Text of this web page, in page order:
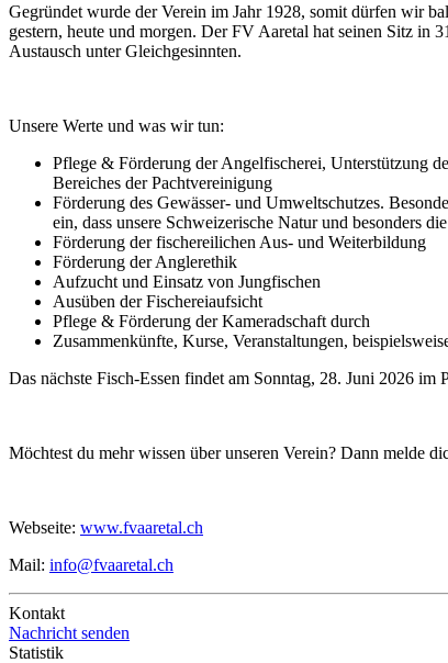
Gegründet wurde der Verein im Jahr 1928, somit dürfen wir
gestern, heute und morgen. Der FV Aaretal hat seinen Sitz in
Austausch unter Gleichgesinnten.
Unsere Werte und was wir tun:
Pflege & Förderung der Angelfischerei, Unterstützung
Bereiches der Pachtvereinigung
Förderung des Gewässer- und Umweltschutzes.
ein, dass unsere Schweizerische Natur und besonders
Förderung der fischereilichen Aus- und Weiterbildung
Förderung der Anglerethik
Aufzucht und Einsatz von Jungfischen
Ausüben der Fischereiaufsicht
Pflege & Förderung der Kameradschaft durch
Zusammenkünfte, Kurse, Veranstaltungen,
Das nächste Fisch-Essen findet am Sonntag, 28. Juni 2026
Möchtest du mehr wissen über unseren Verein? Dann melde
Webseite: www.fvaaretal.ch
Mail: info@fvaaretal.ch
Kontakt
Nachricht senden
Statistik